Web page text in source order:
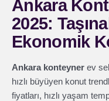
Ankara
2025:
Ekonomik
Ankara konteyner ev
hızlı büyüyen konut
fiyatları, hızlı yaşam